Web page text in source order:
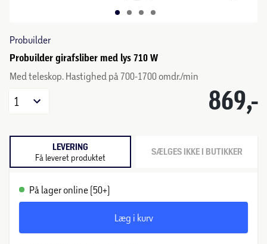
Probuilder
Probuilder girafsliber med lys 710 W
Med teleskop. Hastighed på 700-1700 omdr./min
869,-
1
LEVERING
Få leveret produktet SÆLGES IKKE I BUTIKKER
På lager online (50+)
Læg i kurv